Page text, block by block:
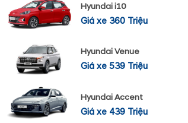
Hyundai i10
Giá xe 360 Triệu
Hyundai Venue
Giá xe 539 Triệu
Hyundai Accent
Giá xe 439 Triệu